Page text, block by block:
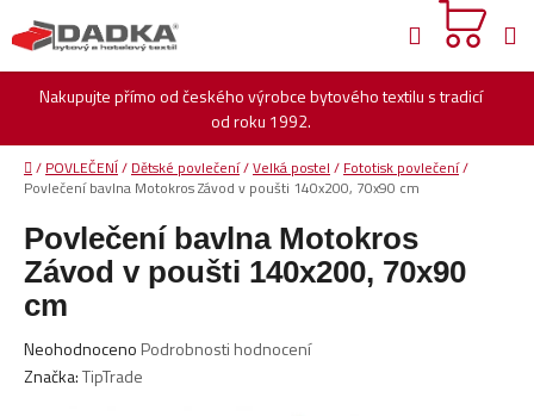
na
obsah
Nakupujte přímo od českého výrobce bytového textilu s tradicí
od roku 1992.
Hledat
Domů
/ POVLEČENÍ/ Dětské povlečení/Velká postel / Fototisk povlečení/
Povlečení bavlna Motokros Závod v poušti 140x200, 70x90 cm
Povlečení bavlna Motokros
Závod v poušti 140x200, 70x90
cm
Průměrné
hodnocení
Neohodnoceno Podrobnosti hodnocení
Značka:TipTrade